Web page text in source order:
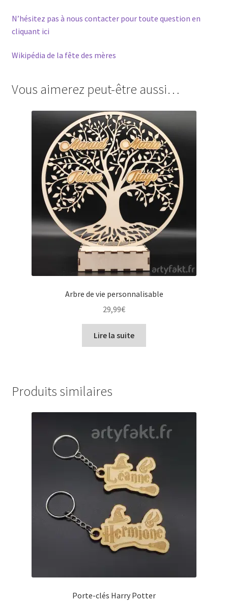
N’hésitez pas à nous contacter pour toute question en
cliquant ici
Wikipédia de la fête des mères
Vous aimerez peut-être aussi…
Arbre de vie personnalisable
29,99€
Lire la suite
Produits similaires
Porte-clés Harry Potter